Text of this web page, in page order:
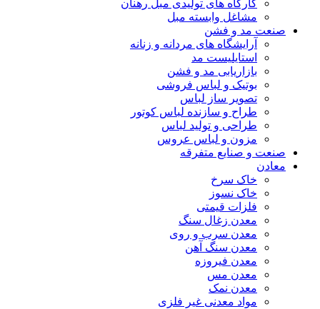
کارگاه های تولیدی مبل رهنان
مشاغل وابسته مبل
صنعت مد و فشن
آرایشگاه های مردانه و زنانه
استایلیست مد
بازاریابی مد و فشن
بوتیک و لباس فروشی
تصویر ساز لباس
طراح و سازنده لباس کوتور
طراحی و تولید لباس
مزون و لباس عروس
صنعت و صنایع متفرقه
معادن
خاک سرخ
خاک نسوز
فلزات قیمتی
معدن زغال سنگ
معدن سرب و روی
معدن سنگ آهن
معدن فیروزه
معدن مس
معدن نمک
مواد معدنی غیر فلزی